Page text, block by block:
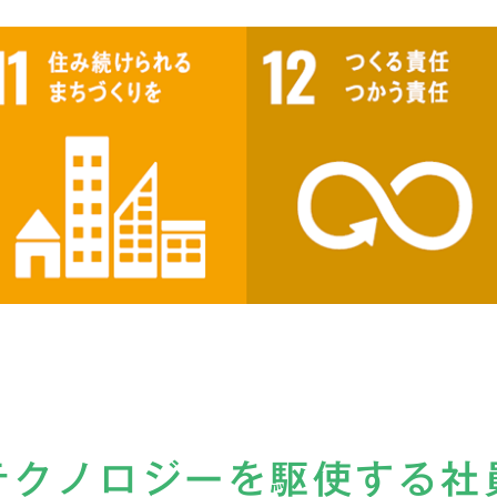
クノロジーを駆使する社